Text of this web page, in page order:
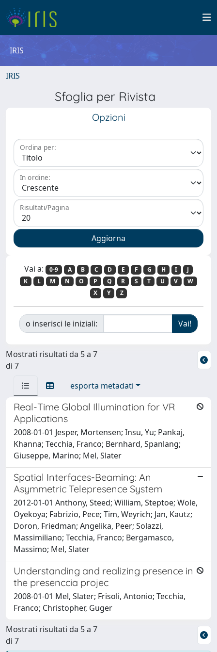
IRIS
IRIS
Sfoglia per Rivista
Opzioni
Ordina per:
In ordine:
Risultati/Pagina
Vai a: 0-9 A B C D E F G H I
J
K
L M N O P Q R S T U V
W
X
Y Z
o inserisci le iniziali:
Mostrati risultati da 5 a 7
di 7
esporta metadati
Real-Time Global Illumination for VR
Applications
2008-01-01 Jesper, Mortensen; Insu, Yu; Pankaj,
Khanna; Tecchia, Franco; Bernhard, Spanlang;
Giuseppe, Marino; Mel, Slater
Spatial Interfaces-Beaming: An
Asymmetric Telepresence System
2012-01-01 Anthony, Steed; William, Steptoe; Wole,
Oyekoya; Fabrizio, Pece; Tim, Weyrich; Jan, Kautz;
Doron, Friedman; Angelika, Peer; Solazzi,
Massimiliano; Tecchia, Franco; Bergamasco,
Massimo; Mel, Slater
Understanding and realizing presence in
the presenccia projec
2008-01-01 Mel, Slater; Frisoli, Antonio; Tecchia,
Franco; Christopher, Guger
Mostrati risultati da 5 a 7
di 7